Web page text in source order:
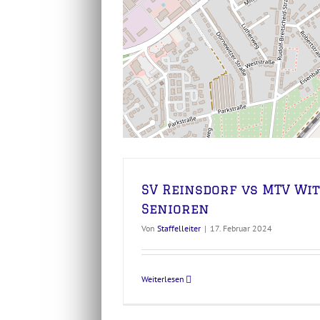
SV Reinsdorf vs MTV
Senioren
Von Staffelleiter | 17. Februar 2024
Weiterlesen